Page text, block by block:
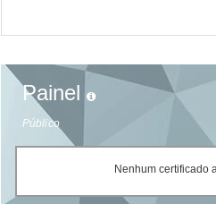
Painel
Público
Nenhum certificado